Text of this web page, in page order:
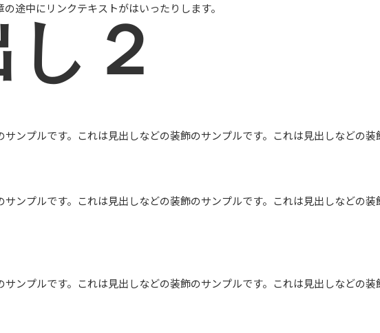
の途中にリンクテキストがはいったりします。
し２
サンプルです。これは見出しなどの装飾のサンプルです。これは見出しなどの
サンプルです。これは見出しなどの装飾のサンプルです。これは見出しなどの
サンプルです。これは見出しなどの装飾のサンプルです。これは見出しなどの